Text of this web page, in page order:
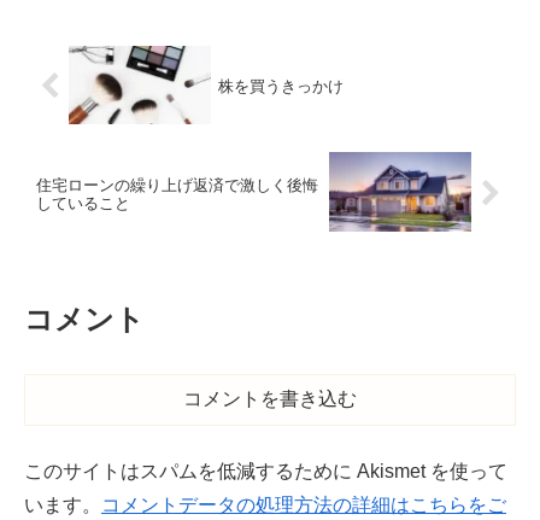
株を買うきっかけ
住宅ローンの繰り上げ返済で激しく後悔
していること
コメント
コメントを書き込む
このサイトはスパムを低減するために Akismet を使って
います。
コメントデータの処理方法の詳細はこちらをご